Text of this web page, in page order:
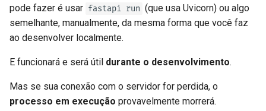
pode fazer é usar fastapi run (que usa Uvicorn) ou algo
semelhante, manualmente, da mesma forma que você faz
ao desenvolver localmente.
E funcionará e será útil durante o desenvolvimento.
Mas se sua conexão com o servidor for perdida, o
processo em execução provavelmente morrerá.